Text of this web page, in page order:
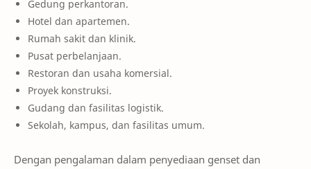
Gedung perkantoran.
Hotel dan apartemen.
Rumah sakit dan klinik.
Pusat perbelanjaan.
Restoran dan usaha komersial.
Proyek konstruksi.
Gudang dan fasilitas logistik.
Sekolah, kampus, dan fasilitas umum.
Dengan pengalaman dalam penyediaan genset dan